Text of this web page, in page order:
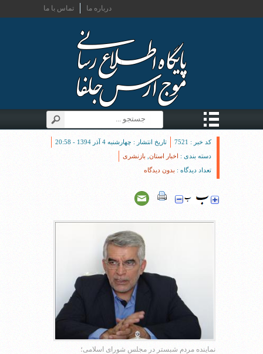
تماس با ما درباره ما
کد خبر : 7521
تاریخ انتشار : چهارشنبه 4 آذر 1394 - 20:58
دسته بندی : اخبار استان بازنشری
تعداد دیدگاه : بدون دیدگاه
نماینده مردم شبستر در مجلس شورای اسلامی؛